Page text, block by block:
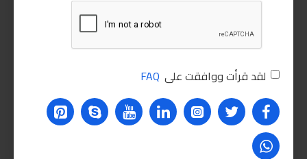
لقد قرأت ووافقت على FAQ